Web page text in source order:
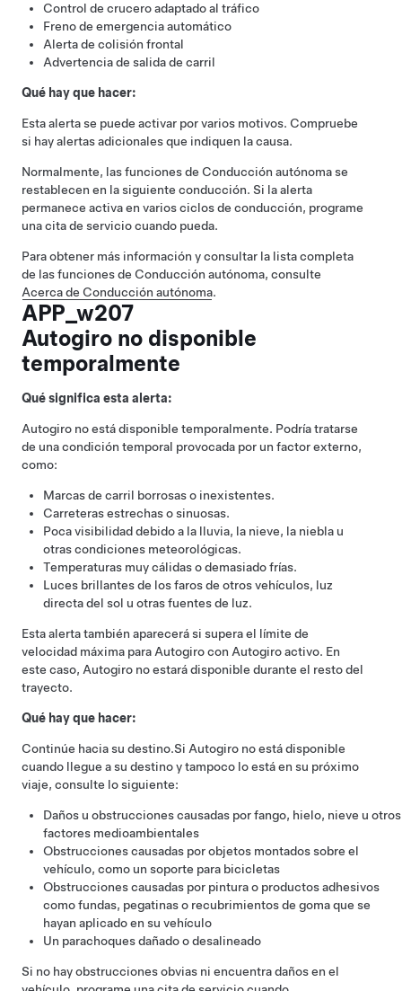
Control de crucero adaptado al tráfico
Freno de emergencia automático
Alerta de colisión frontal
Advertencia de salida de carril
Qué hay que hacer:
Esta alerta se puede activar por varios motivos. Compruebe
si hay alertas adicionales que indiquen la causa.
Normalmente, las funciones de Conducción autónomase
restablecen en la siguiente conducción. Si la alerta
permanece activa en varios ciclos de conducción, programe
una cita de servicio cuando pueda.
Para obtener más información y consultar la lista completa
de las funciones de Conducción autónoma, consulte
Acerca de Conducción autónoma.
APP_w207
Autogiro no disponible
temporalmente
Qué significa esta alerta:
Autogiro no está disponible temporalmente. Podría tratarse
de una condición temporal provocada por un factor externo,
como:
Marcas de carril borrosas o inexistentes.
Carreteras estrechas o sinuosas.
Poca visibilidad debido a la lluvia, la nieve, la niebla u
otras condiciones meteorológicas.
Temperaturas muy cálidas o demasiado frías.
Luces brillantes de los faros de otros vehículos, luz
directa del sol u otras fuentes de luz.
Esta alerta también aparecerá si supera el límite de
velocidad máxima para Autogirocon Autogiroactivo. En
este caso, Autogiro no estará disponible durante el resto del
trayecto.
Qué hay que hacer:
Continúe hacia su destino.Si Autogiro no está disponible
cuando llegue a su destino y tampoco lo está en su próximo
viaje, consulte lo siguiente:
Daños u obstrucciones causadas por fango, hielo, nieve u otros
factores medioambientales
Obstrucciones causadas por objetos montados sobre el
vehículo, como un soporte para bicicletas
Obstrucciones causadas por pintura o productos adhesivos
como fundas, pegatinas o recubrimientos de goma que se
hayan aplicado en su vehículo
Un parachoques dañado o desalineado
Si no hay obstrucciones obvias ni encuentra daños en el